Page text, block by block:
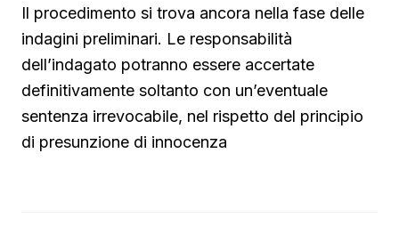
Il procedimento si trova ancora nella fase delle
indagini preliminari. Le responsabilità
dell’indagato potranno essere accertate
definitivamente soltanto con un’eventuale
sentenza irrevocabile, nel rispetto del principio
di presunzione di innocenza